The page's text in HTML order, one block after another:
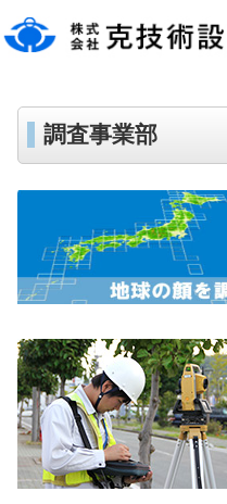
調査事業部